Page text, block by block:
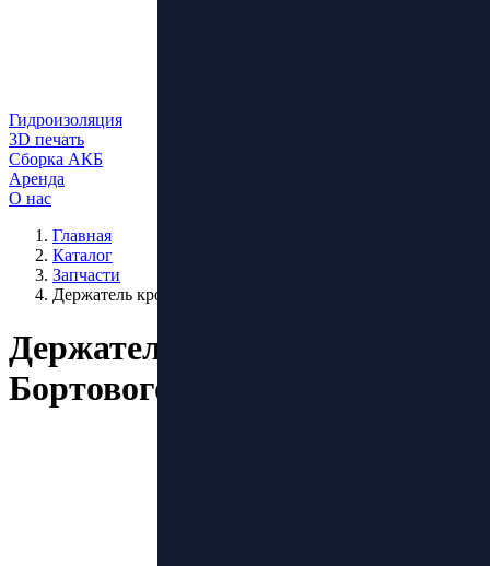
Гидроизоляция
3D печать
Сборка АКБ
Аренда
О нас
Главная
Каталог
Запчасти
Держатель кронштейн Бортового компьютера
Держатель кронштейн
Бортового компьютера